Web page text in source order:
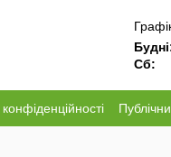
Сб: